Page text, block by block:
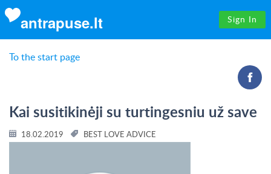
antrapuse.lt Sign In
To the start page
Kai susitikinėji su turtingesniu už save
18.02.2019 BEST LOVE ADVICE